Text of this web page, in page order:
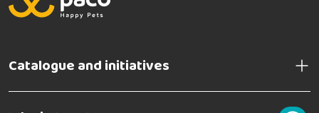
Catalogue and initiatives